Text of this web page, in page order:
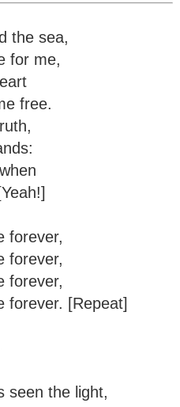
the sea,
for me,
free.
forever,
forever,
forever,
forever. [Repeat]
seen the light,